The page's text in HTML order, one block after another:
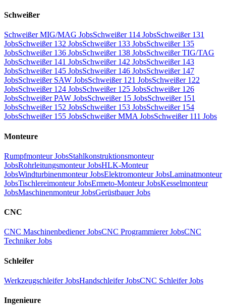
Schweißer
Schweißer MIG/MAG JobsSchweißer 114 JobsSchweißer 131
JobsSchweißer 132 JobsSchweißer 133 JobsSchweißer 135
JobsSchweißer 136 JobsSchweißer 138 JobsSchweißer TIG/TAG
JobsSchweißer 141 JobsSchweißer 142 JobsSchweißer 143
JobsSchweißer 145 JobsSchweißer 146 JobsSchweißer 147
JobsSchweißer SAW JobsSchweißer 121 JobsSchweißer 122
JobsSchweißer 124 JobsSchweißer 125 JobsSchweißer 126
JobsSchweißer PAW JobsSchweißer 15 JobsSchweißer 151
JobsSchweißer 152 JobsSchweißer 153 JobsSchweißer 154
JobsSchweißer 155 JobsSchweißer MMA JobsSchweißer 111 Jobs
Monteure
Rumpfmonteur JobsStahlkonstruktionsmonteur
JobsRohrleitungsmonteur JobsHLK-Monteur
JobsWindturbinenmonteur JobsElektromonteur JobsLaminatmonteur
JobsTischlereimonteur JobsErmeto-Monteur JobsKesselmonteur
JobsMaschinenmonteur JobsGerüstbauer Jobs
CNC
CNC Maschinenbediener JobsCNC Programmierer JobsCNC
Techniker Jobs
Schleifer
Werkzeugschleifer JobsHandschleifer JobsCNC Schleifer Jobs
Ingenieure